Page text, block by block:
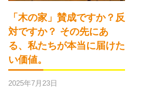
「木の家」賛成ですか？反
対ですか？ その先にあ
る、私たちが本当に届けた
い価値。
2025年7月23日